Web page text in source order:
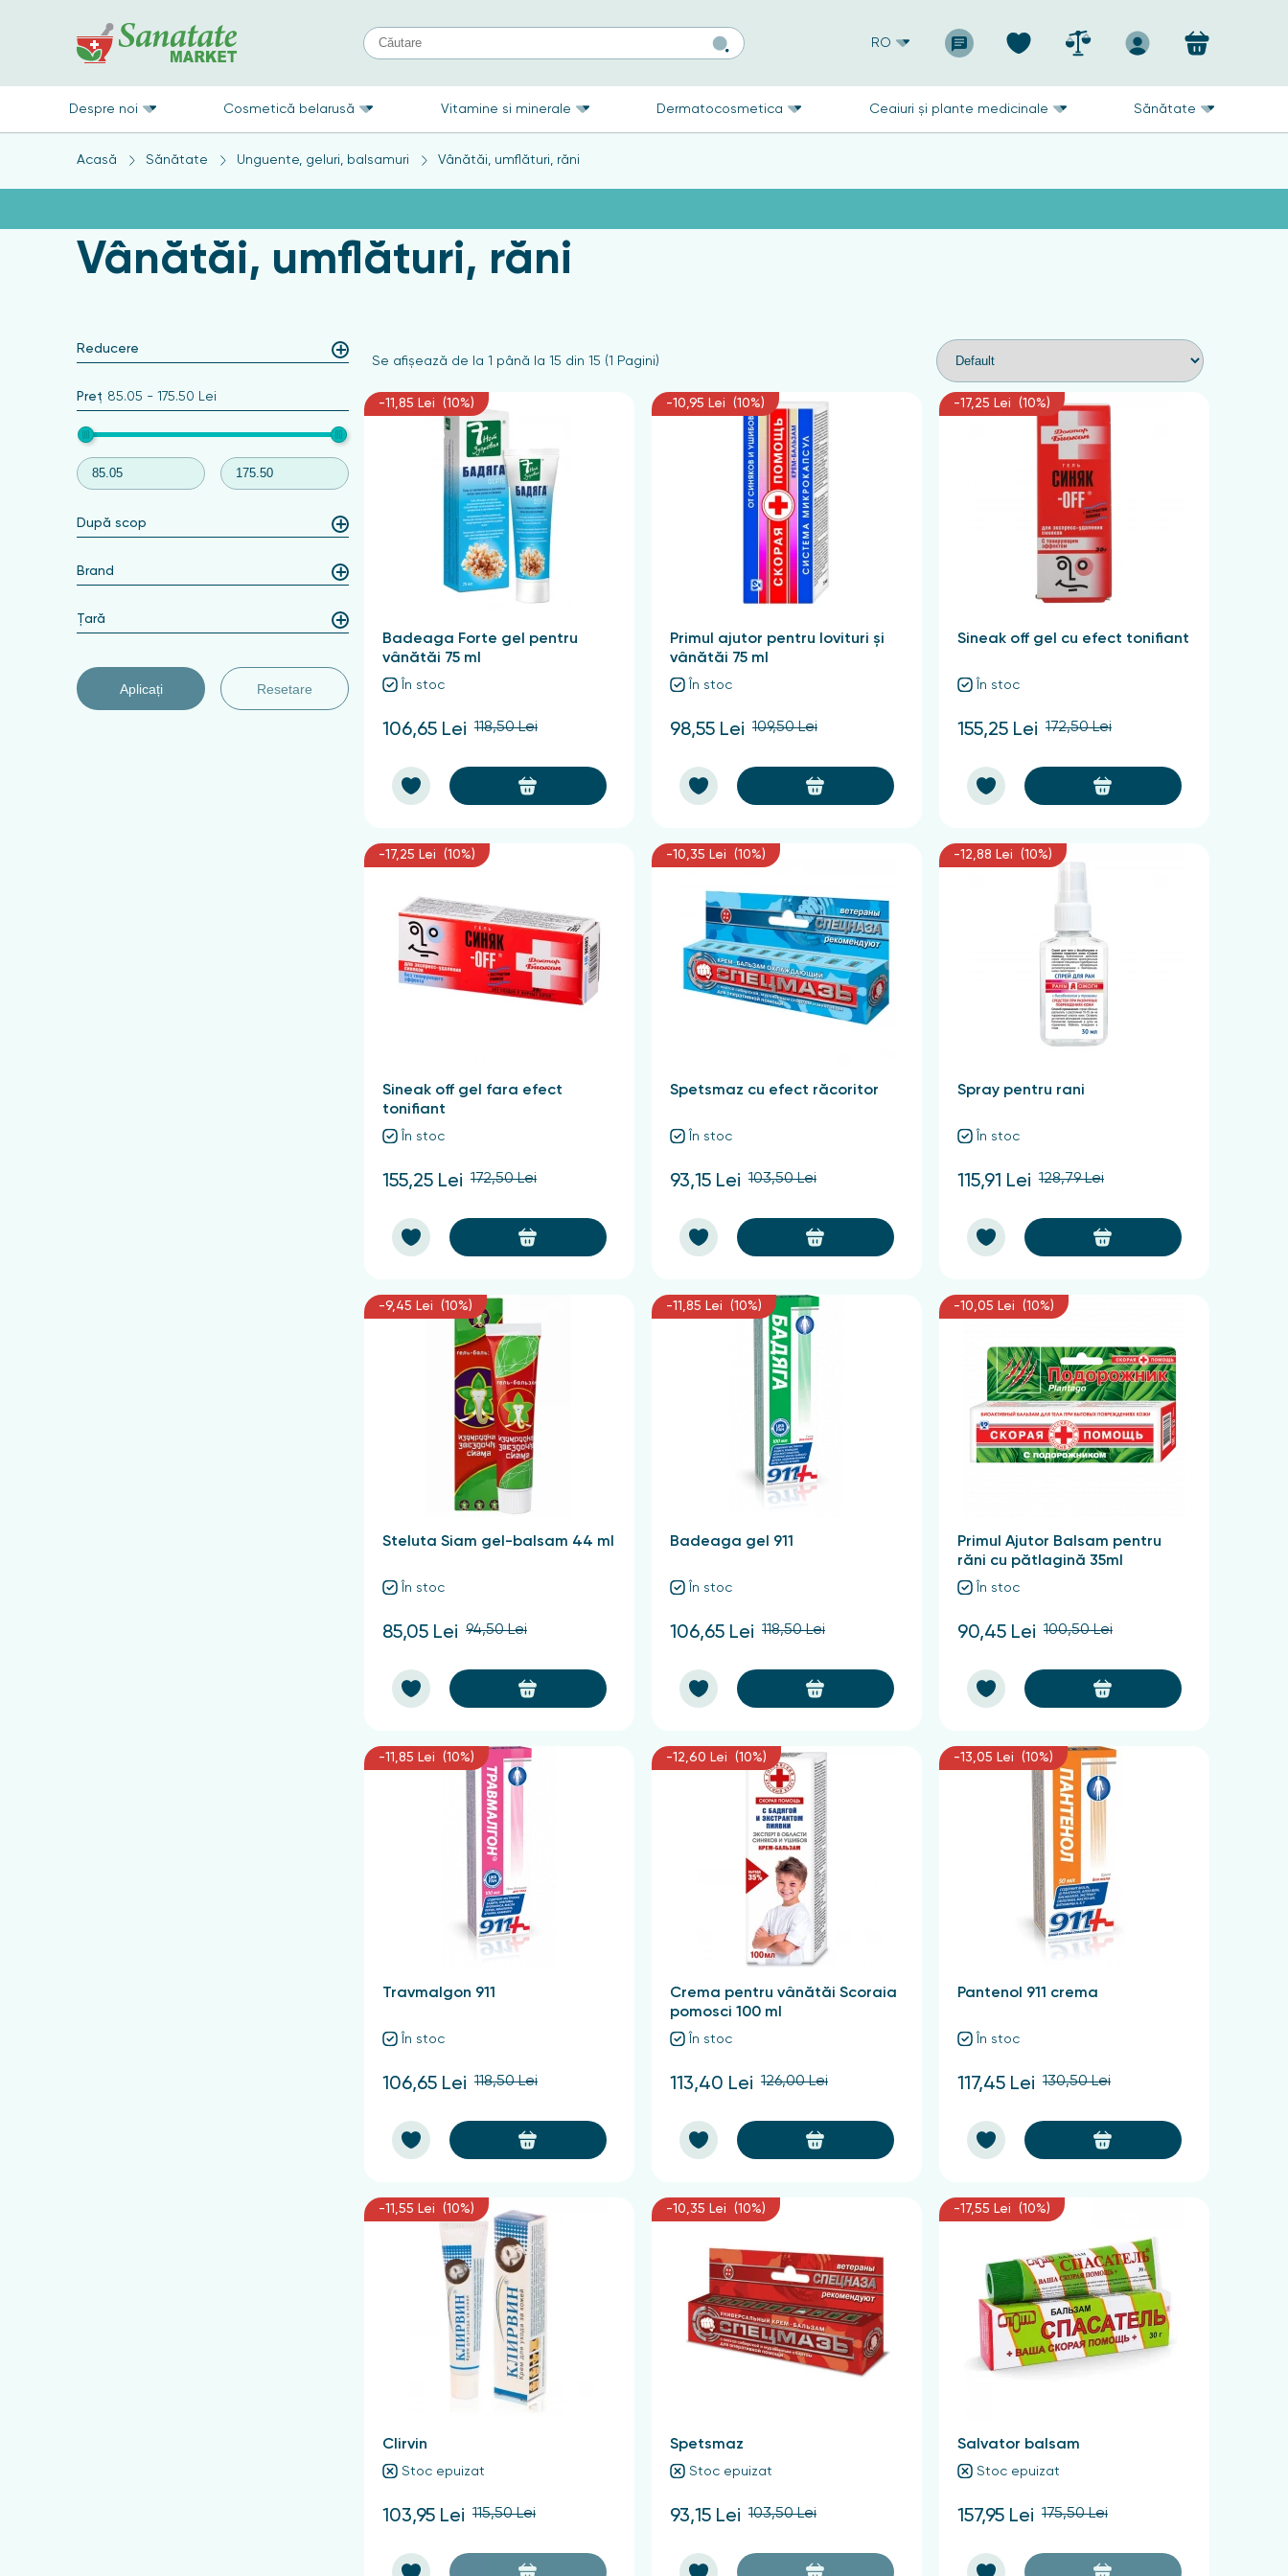
RO
Despre noi Cosmetică belarusă Vitamine si minerale Dermatocosmetica Ceaiuri și plante medicinale Sănătate
Acasă Sănătate Unguente, geluri, balsamuri Vânătăi, umflături, răni
Vânătăi, umflături, răni
Reducere
85.05 - 175.50 Lei
Preț
După scop
Brand
Țară
Aplicați Resetare
Se afişează de la 1 până la 15 din 15 (1 Pagini)
-11,85 Lei (10%)
Badeaga Forte gel pentru
vânătăi 75 ml
În stoc
106,65 Lei 118,50 Lei
-10,95 Lei (10%)
Primul ajutor pentru lovituri și
vânătăi 75 ml
În stoc
98,55 Lei 109,50 Lei
-17,25 Lei (10%)
Sineak off gel cu efect tonifiant
În stoc
155,25 Lei 172,50 Lei
-17,25 Lei (10%)
Sineak off gel fara efect
tonifiant
În stoc
155,25 Lei 172,50 Lei
-10,35 Lei (10%)
Spetsmaz cu efect răcoritor
În stoc
93,15 Lei 103,50 Lei
-12,88 Lei (10%)
Spray pentru rani
În stoc
115,91 Lei 128,79 Lei
-9,45 Lei (10%)
Steluta Siam gel-balsam 44 ml
În stoc
85,05 Lei 94,50 Lei
-11,85 Lei (10%)
Badeaga gel 911
În stoc
106,65 Lei 118,50 Lei
-10,05 Lei (10%)
Primul Ajutor Balsam pentru
răni cu pătlagină 35ml
În stoc
90,45 Lei 100,50 Lei
-11,85 Lei (10%)
Travmalgon 911
În stoc
106,65 Lei 118,50 Lei
-12,60 Lei (10%)
Crema pentru vânătăi Scoraia
pomosci 100 ml
În stoc
113,40 Lei 126,00 Lei
-13,05 Lei (10%)
Pantenol 911 crema
În stoc
117,45 Lei 130,50 Lei
-11,55 Lei (10%)
Clirvin
Stoc epuizat
103,95 Lei 115,50 Lei
-10,35 Lei (10%)
Spetsmaz
Stoc epuizat
93,15 Lei 103,50 Lei
-17,55 Lei (10%)
Salvator balsam
Stoc epuizat
157,95 Lei 175,50 Lei